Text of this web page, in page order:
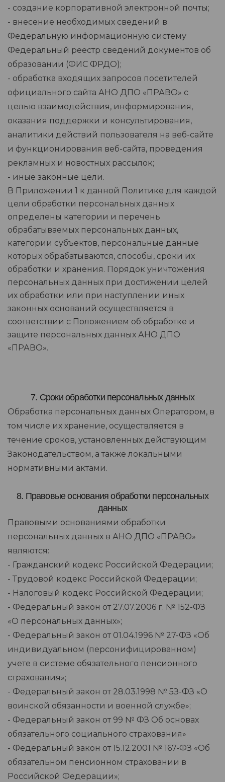
- создание корпоративной электронной почты;
- внесение необходимых сведений в
Федеральную информационную систему
Федеральный реестр сведений документов об
образовании (ФИС ФРДО);
- обработка входящих запросов посетителей
официального сайта АНО ДПО «ПРАВО» с
целью взаимодействия, информирования,
оказания поддержки и консультирования,
аналитики действий пользователя на веб-сайте
и функционирования веб-сайта, проведения
рекламных и новостных рассылок;
- иные законные цели.
В Приложении 1 к данной Политике для каждой
цели обработки персональных данных
определены категории и перечень
обрабатываемых персональных данных,
категории субъектов, персональные данные
которых обрабатываются, способы, сроки их
обработки и хранения. Порядок уничтожения
персональных данных при достижении целей
их обработки или при наступлении иных
законных оснований осуществляется в
соответствии с Положением об обработке и
защите персональных данных АНО ДПО
«ПРАВО».
7. Сроки обработки персональных данных
Обработка персональных данных Оператором, в
том числе их хранение, осуществляется в
течение сроков, установленных действующим
Законодательством, а также локальными
нормативными актами.
8. Правовые основания обработки персональных
данных
Правовыми основаниями обработки
персональных данных в АНО ДПО «ПРАВО»
являются:
- Гражданский кодекс Российской Федерации;
- Трудовой кодекс Российской Федерации;
- Налоговый кодекс Российской Федерации;
- Федеральный закон от 27.07.2006 г. № 152-ФЗ
«О персональных данных»;
- Федеральный закон от 01.04.1996 № 27-ФЗ «Об
индивидуальном (персонифицированном)
учете в системе обязательного пенсионного
страхования»;
- Федеральный закон от 28.03.1998 № 5З-ФЗ «О
воинской обязанности и военной службе»;
- Федеральный закон от 99 № ФЗ Об основах
обязательного социального страхования»
- Федеральный закон от 15.12.2001 № 167-ФЗ «Об
обязательном пенсионном страховании в
Российской Федерации»;